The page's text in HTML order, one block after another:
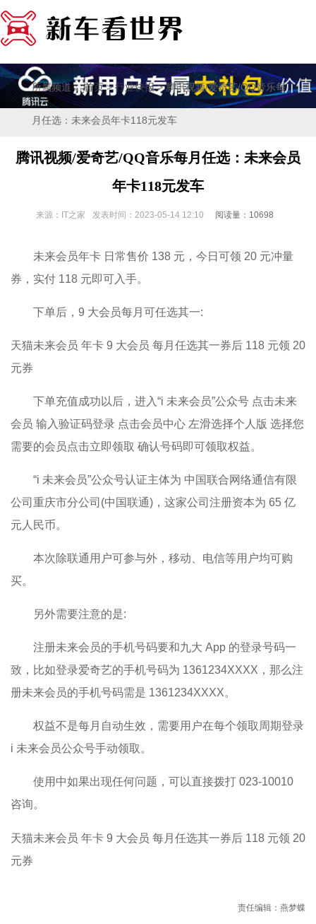
所属频道：首页>行业快报> 腾讯视频/爱奇艺/QQ音乐每
月任选：未来会员年卡118元发车
腾讯视频/爱奇艺/QQ音乐每月任选：未来会员
年卡118元发车
来源：IT之家 发表时间：2023-05-14 12:10 阅读量：10698
未来会员年卡 日常售价 138 元，今日可领 20 元冲量
券，实付 118 元即可入手。
下单后，9 大会员每月可任选其一:
天猫未来会员 年卡 9 大会员 每月任选其一券后 118 元领 20
元券
下单充值成功以后，进入“i 未来会员”公众号 点击未来
会员 输入验证码登录 点击会员中心 左滑选择个人版 选择您
需要的会员点击立即领取 确认号码即可领取权益。
“i 未来会员”公众号认证主体为 中国联合网络通信有限
公司重庆市分公司(中国联通)，这家公司注册资本为 65 亿
元人民币。
本次除联通用户可参与外，移动、电信等用户均可购
买。
另外需要注意的是:
注册未来会员的手机号码要和九大 App 的登录号码一
致，比如登录爱奇艺的手机号码为 1361234XXXX，那么注
册未来会员的手机号码需是 1361234XXXX。
权益不是每月自动生效，需要用户在每个领取周期登录
i 未来会员公众号手动领取。
使用中如果出现任何问题，可以直接拨打 023-10010
咨询。
天猫未来会员 年卡 9 大会员 每月任选其一券后 118 元领 20
元券
责任编辑：燕梦蝶